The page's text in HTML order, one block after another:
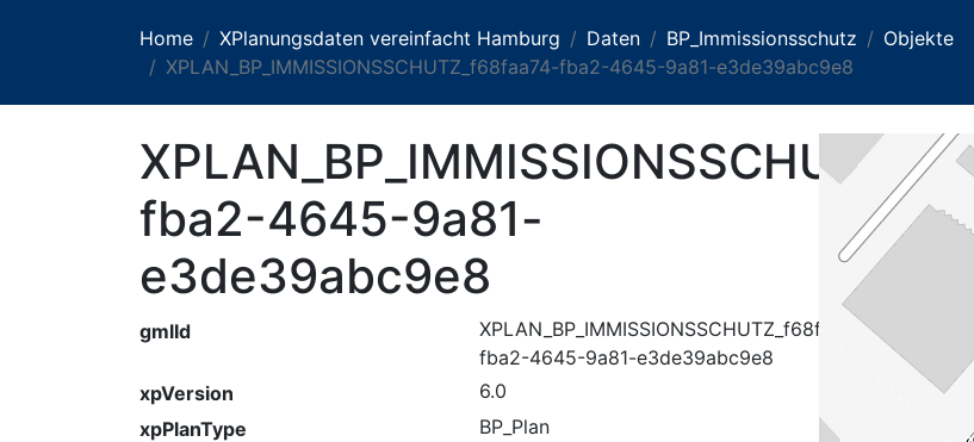
Home XPlanungsdaten vereinfacht Hamburg Daten BP_Immissionsschutz
Objekte
XPLAN_BP_IMMISSIONSSCHUTZ_f68faa74-fba2-4645-9a81-e3de39abc9e8
fba2-4645-9a81-
e3de39abc9e8
gmlId
XPLAN_BP_IMMISSIONSSCHUTZ_f68faa74-
fba2-4645-9a81-e3de39abc9e8
xpVersion
6.0
xpPlanType
BP_Plan